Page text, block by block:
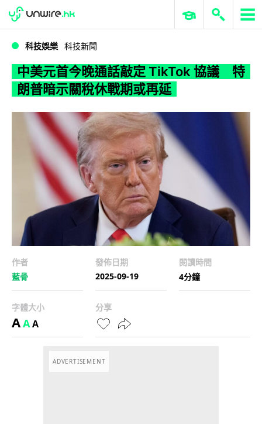
WWDC 2026 ERP 與商業 AI
科技娛樂 科技新聞
中美元首今晚通話敲定 TikTok 協議 特
朗普暗示關稅休戰期或再延
作者
藍骨
發佈日期
2025-09-19
閱讀時間
4分鐘
字體大小
AAA
分享
ADVERTISEMENT